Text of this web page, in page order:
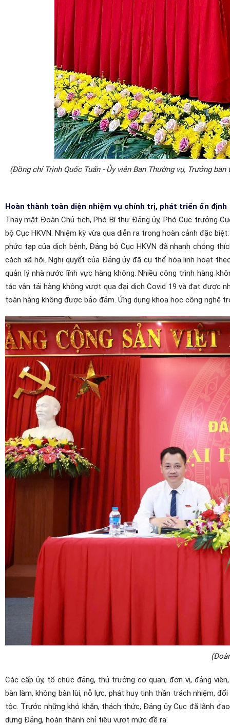
(Đồng chí Trịnh Quốc Tuấn - Ủy viên Ban Thường vụ, Trưởng
Hoàn thành toàn diện nhiệm vụ chính trị, phát triển ổn định
Thay mặt Đoàn Chủ tịch, Phó Bí thư Đảng ủy, Phó Cục trưởng
bộ Cục HKVN. Nhiệm kỳ vừa qua diễn ra trong hoàn cảnh đặc
phức tạp của dịch bệnh, Đảng bộ Cục HKVN đã nhanh chóng
cách xã hội. Nghị quyết của Đảng ủy đã cụ thể hóa linh hoạt
quản lý nhà nước lĩnh vực hàng không.Nhiều công trình hàng
tác vận tải hàng không vượt qua đại dịch Covid 19 và đạt được
toàn hàng không được bảo đảm. Ứng dụng khoa học công nghệ
Các cấp ủy, tổ chức đảng, thủ trưởng cơ quan, đơn vị, đảng
bàn làm, không bàn lùi, nỗ lực, phát huy tinh thần trách nhiệm,
tộc Trước những khó khăn, thách thức, Đảng ủy Cục đã lãnh
dựng Đảng, hoàn thành chỉ tiêu vượt mức đề ra.